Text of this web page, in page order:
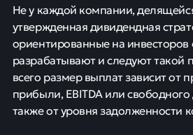
Не у каждой компании,
утвержденная дивидендная
ориентированные на
разрабатывают и следуют такой
всего размер выплат зависит от
прибыли, EBITDA или
также от уровня задолженности